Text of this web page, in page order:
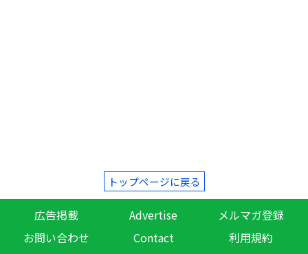
トップページに戻る
広告掲載 Advertise
メルマガ登録
お問い合わせ
Contact
利用規約